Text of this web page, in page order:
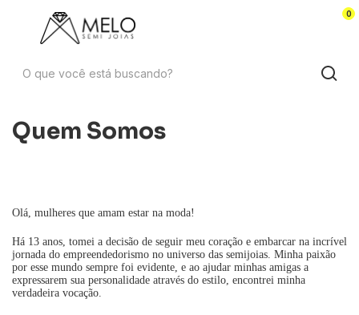
0
Quem Somos
Olá, mulheres que amam estar na moda!
Há 13 anos, tomei a decisão de seguir meu coração e embarcar na incrível
jornada do empreendedorismo no universo das semijoias. Minha paixão
por esse mundo sempre foi evidente, e ao ajudar minhas amigas a
expressarem sua personalidade através do estilo, encontrei minha
verdadeira vocação.